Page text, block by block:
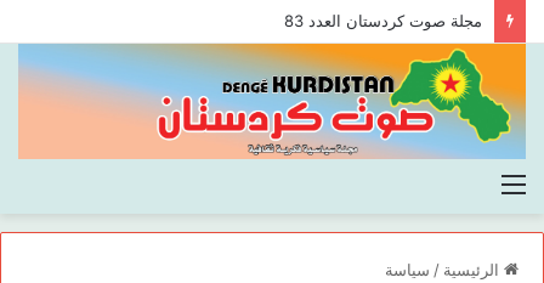
مجلة صوت كردستان العدد 83
القائمة
الرئيسية / سياسة